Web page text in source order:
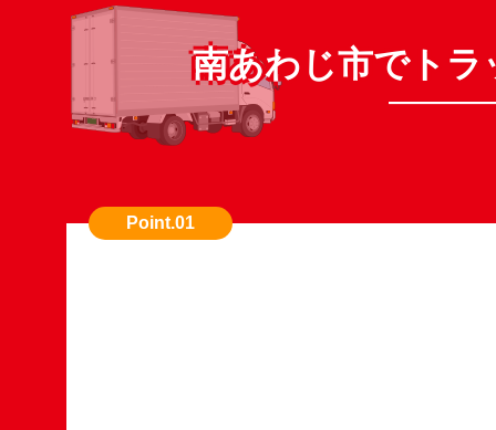
南あわじ市でトラ